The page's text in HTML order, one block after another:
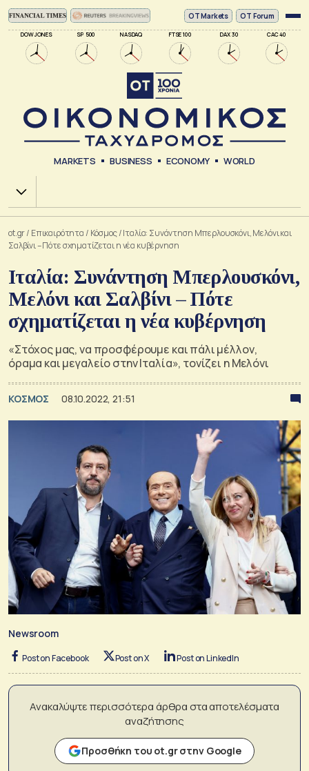
DOW JONES SP 500 NASDAQ FTSE 100 DAX 30 CAC 40
ΟΤ Markets OT Forum
MARKETS BUSINESS ECONOMY WORLD
Χ.Α.
ot.gr/ Επικαιρότητα / Κόσμος/Ιταλία: Συνάντηση Μπερλουσκόνι, Μελόνι και
Σαλβίνι – Πότε σχηματίζεται η νέα κυβέρνηση
Ιταλία: Συνάντηση Μπερλουσκόνι,
Μελόνι και Σαλβίνι – Πότε
σχηματίζεται η νέα κυβέρνηση
«Στόχος μας, να προσφέρουμε και πάλι μέλλον,
όραμα και μεγαλείο στην Ιταλία», τονίζει η Μελόνι
ΚΟΣΜΟΣ 08.10.2022, 21:51
Newsroom
Post on Facebook Post on X Post on LinkedIn
Ανακαλύψτε περισσότερα άρθρα στα αποτελέσματα
αναζήτησης
Προσθήκη του ot.gr στην Google